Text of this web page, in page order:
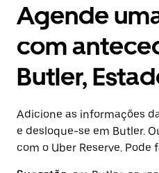
Agende
com
Butler,
Adicione as informações
e desloque-se em Butler.
com o Uber Reserve.